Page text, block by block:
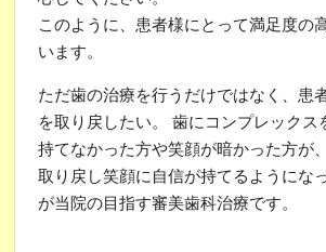
このように、患者様にとって満足度の
います。
ただ歯の治療を行うだけではなく、患
を取り戻したい。 歯にコンプレックス
持てなかった方や笑顔が暗かった方が
取り戻し笑顔に自信が持てるようにな
が当院の目指す審美歯科治療です。